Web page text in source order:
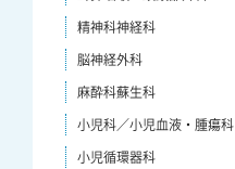
精神科神経科
脳神経外科
麻酔科蘇生科
小児科／小児血液・腫瘍科
小児循環器科